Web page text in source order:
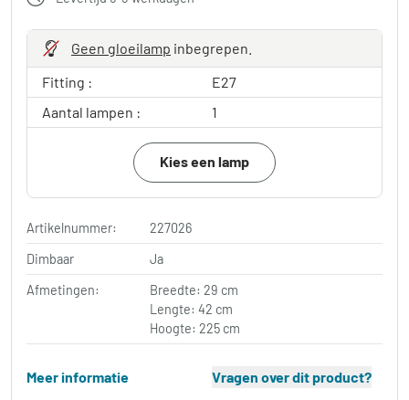
Geen gloeilamp inbegrepen.
Fitting :
E27
Aantal lampen :
1
Kies een lamp
Artikelnummer:
227026
Dimbaar
Ja
Afmetingen:
Breedte: 29 cm
Lengte: 42 cm
Hoogte: 225 cm
Meer informatie Vragen over dit product?